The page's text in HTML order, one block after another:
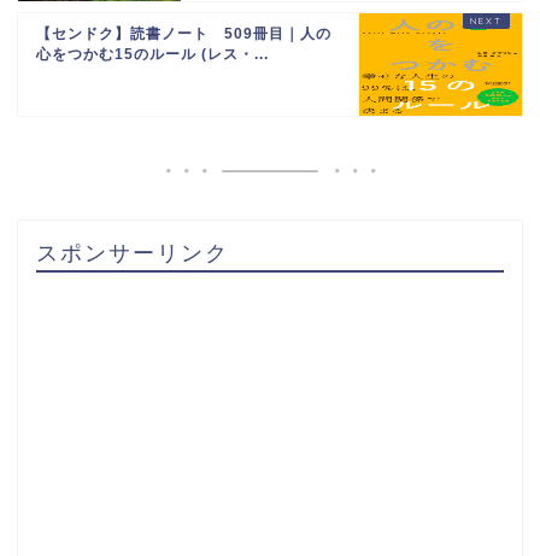
【センドク】読書ノート 509冊目｜人の
心をつかむ15のルール (レス・...
スポンサーリンク